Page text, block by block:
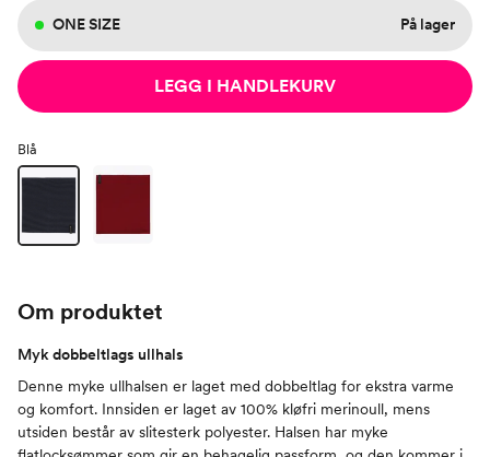
ONE SIZE På lager
LEGG I HANDLEKURV
Blå
Om produktet
Myk dobbeltlags ullhals
Denne myke ullhalsen er laget med dobbeltlag for ekstra varme
og komfort. Innsiden er laget av 100% kløfri merinoull, mens
utsiden består av slitesterk polyester. Halsen har myke